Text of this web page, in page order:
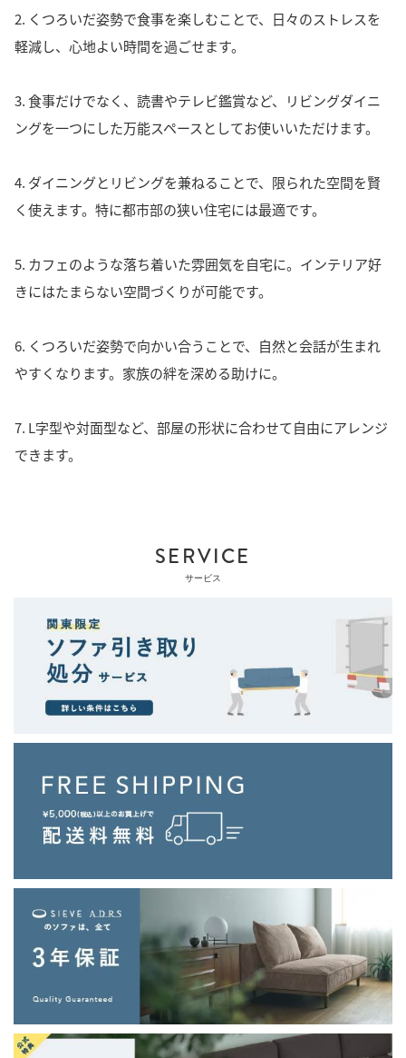
2. くつろいだ姿勢で食事を楽しむことで、日々のストレスを
軽減し、心地よい時間を過ごせます。
3. 食事だけでなく、読書やテレビ鑑賞など、リビングダイニ
ングを一つにした万能スペースとしてお使いいただけます。
4. ダイニングとリビングを兼ねることで、限られた空間を賢
く使えます。特に都市部の狭い住宅には最適です。
5. カフェのような落ち着いた雰囲気を自宅に。インテリア好
きにはたまらない空間づくりが可能です。
6. くつろいだ姿勢で向かい合うことで、自然と会話が生まれ
やすくなります。家族の絆を深める助けに。
7. L字型や対面型など、部屋の形状に合わせて自由にアレンジ
できます。
SERVICE
サービス